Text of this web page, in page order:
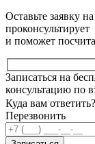
Оставьте заявку
проконсультирует
и поможет
Записаться на
консультацию по
Куда вам ответить?
Перезвонить